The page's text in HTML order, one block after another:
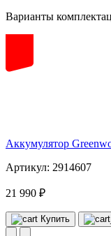
Варианты
Аккумулятор
Артикул: 2914607
21 990 ₽
Купить